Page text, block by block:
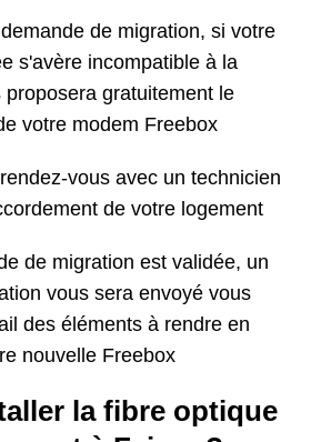
de migration, si votre
s'avère incompatible à la
gratuitement le
votre modem Freebox
vous avec un technicien
de votre logement
de migration est validée, un
vous sera envoyé vous
des éléments à rendre en
nouvelle Freebox
la fibre optique